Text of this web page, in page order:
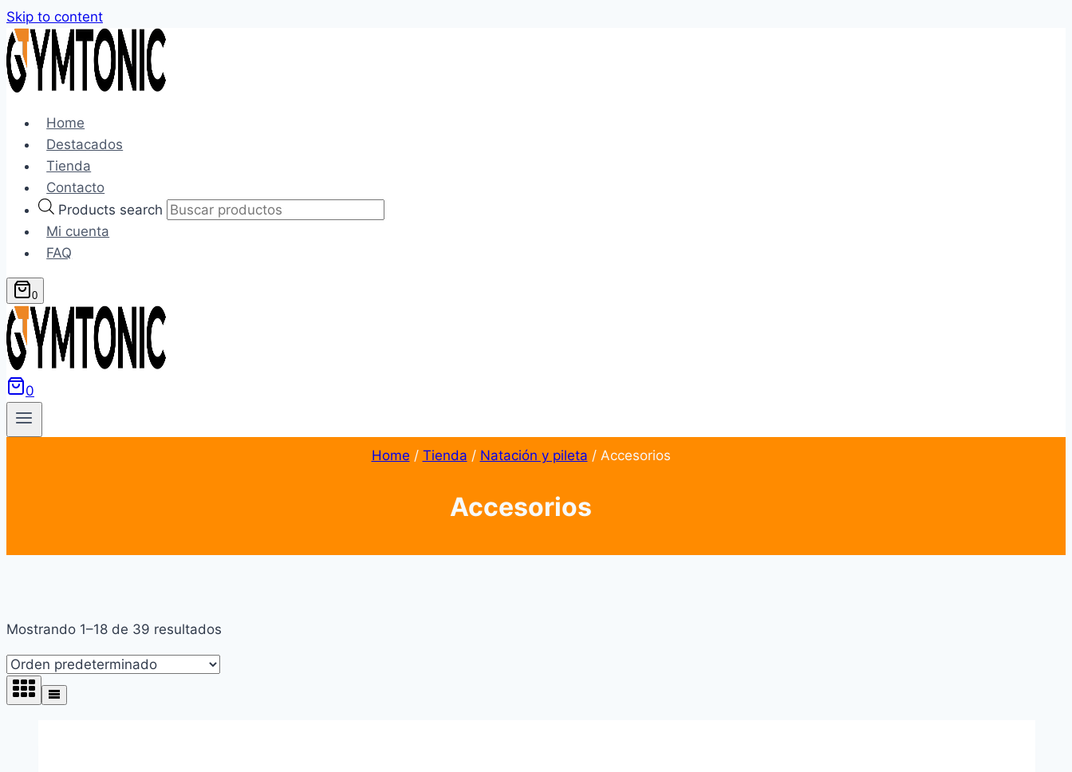
Skip to content
Home
Destacados
Tienda
Contacto
Products search
Mi cuenta
FAQ
0
0
Home / Tienda / Natación y pileta / Accesorios
Accesorios
Mostrando 1–18 de 39 resultados